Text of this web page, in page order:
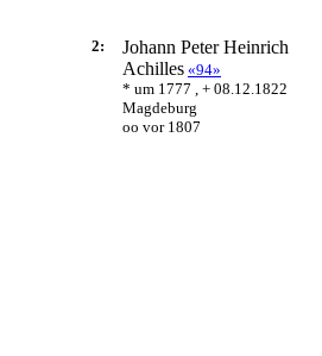
2:
Johann Peter Heinrich
Achilles «94»
* um 1777 , + 08.12.1822
Magdeburg
oo vor 1807